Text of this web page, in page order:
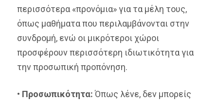
περισσότερα «προνόμια» για τα μέλη τους,
όπως μαθήματα που περιλαμβάνονται στην
συνδρομή, ενώ οι μικρότεροι χώροι
προσφέρουν περισσότερη ιδιωτικότητα για
την προσωπική προπόνηση.
• Προσωπικότητα:Όπως λένε, δεν μπορείς